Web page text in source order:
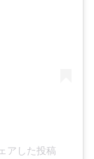
アした投稿